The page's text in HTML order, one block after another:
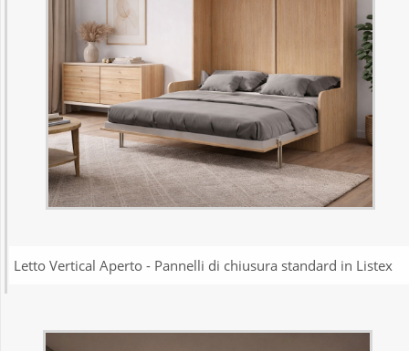
Letto Vertical Aperto - Pannelli di chiusura standard in Listex